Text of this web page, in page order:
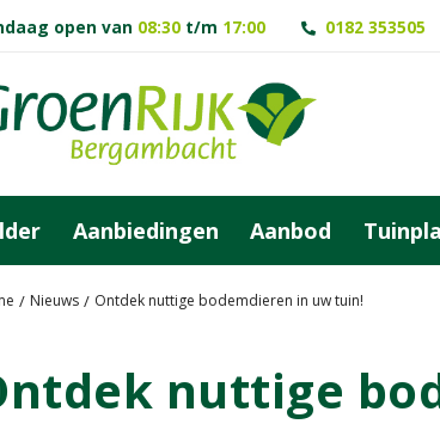
Nieuws Ontdek nuttige bodemdieren in uw tuin!
open van 08:30 t/m 17:00 0182 353505
Aanbiedingen Aanbod
nuttige